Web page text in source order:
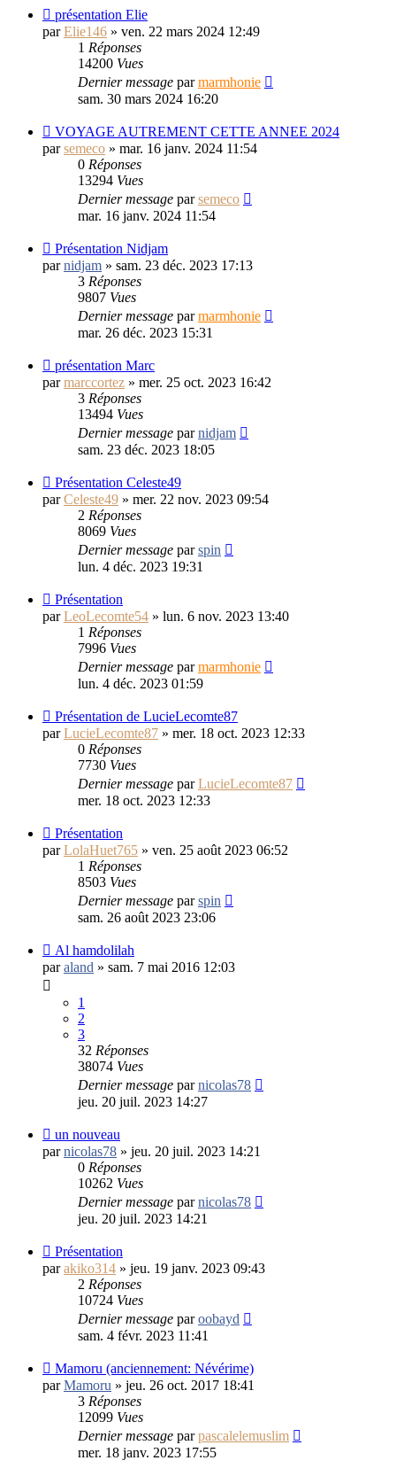
présentation Elie
parElie146 » ven. 22 mars 2024 12:49
1 Réponses
14200 Vues
Dernier message parmarmhonie
sam. 30 mars 2024 16:20
VOYAGE AUTREMENT CETTE ANNEE 2024
parsemeco » mar. 16 janv. 2024 11:54
0 Réponses
13294 Vues
Dernier message parsemeco
mar. 16 janv. 2024 11:54
Présentation Nidjam
parnidjam » sam. 23 déc. 2023 17:13
3 Réponses
9807 Vues
Dernier message parmarmhonie
mar. 26 déc. 2023 15:31
présentation Marc
parmarccortez » mer. 25 oct. 2023 16:42
3 Réponses
13494 Vues
Dernier message parnidjam
sam. 23 déc. 2023 18:05
Présentation Celeste49
parCeleste49 » mer. 22 nov. 2023 09:54
2 Réponses
8069 Vues
Dernier message parspin
lun. 4 déc. 2023 19:31
Présentation
parLeoLecomte54 » lun. 6 nov. 2023 13:40
1 Réponses
7996 Vues
Dernier message parmarmhonie
lun. 4 déc. 2023 01:59
Présentation de LucieLecomte87
parLucieLecomte87 » mer. 18 oct. 2023 12:33
0 Réponses
7730 Vues
Dernier message parLucieLecomte87
mer. 18 oct. 2023 12:33
Présentation
parLolaHuet765 » ven. 25 août 2023 06:52
1 Réponses
8503 Vues
Dernier message parspin
sam. 26 août 2023 23:06
Al hamdolilah
paraland » sam. 7 mai 2016 12:03
1
2
3
32 Réponses
38074 Vues
Dernier message parnicolas78
jeu. 20 juil. 2023 14:27
un nouveau
parnicolas78 » jeu. 20 juil. 2023 14:21
0 Réponses
10262 Vues
Dernier message parnicolas78
jeu. 20 juil. 2023 14:21
Présentation
parakiko314 » jeu. 19 janv. 2023 09:43
2 Réponses
10724 Vues
Dernier message paroobayd
sam. 4 févr. 2023 11:41
Mamoru (anciennement: Névérime)
parMamoru » jeu. 26 oct. 2017 18:41
3 Réponses
12099 Vues
Dernier message parpascalelemuslim
mer. 18 janv. 2023 17:55